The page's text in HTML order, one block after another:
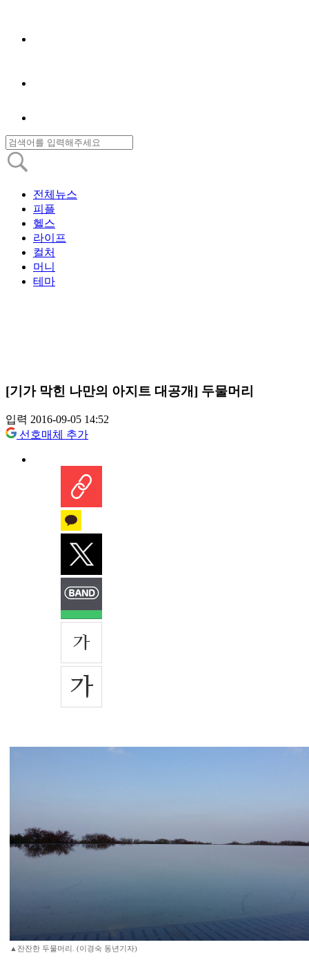
전체뉴스
피플
헬스
라이프
컬처
머니
테마
[기가 막힌 나만의 아지트 대공개] 두물머리
입력 2016-09-05 14:52
선호매체 추가
▲잔잔한 두물머리. (이경숙 동년기자)